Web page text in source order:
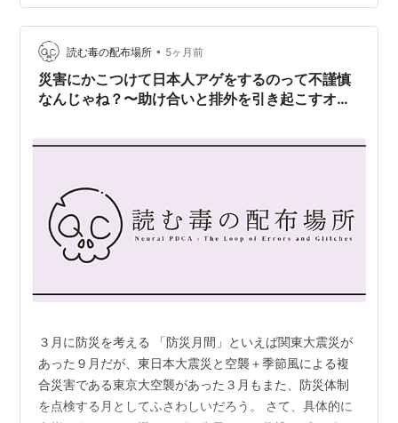
ら歓迎会をお断りされたら……私の場合は主に歓迎にかこ
つけて飲みたいだけなので「残念」が先行するのだが、
怒りや不快感を感じる人がいることも大いに理解でき
る。 このような宴会、不必要だとか、嫌いだと…
読む毒の配布場所 • 5ヶ月前
災害にかこつけて日本人アゲをするのって不謹慎
なんじゃね？〜助け合いと排外を引き起こすオキ
３月に防災を考える 「防災月間」といえば関東大震災が
あった９月だが、東日本大震災と空襲＋季節風による複
合災害である東京大空襲があった３月もまた、防災体制
を点検する月としてふさわしいだろう。 さて、具体的に